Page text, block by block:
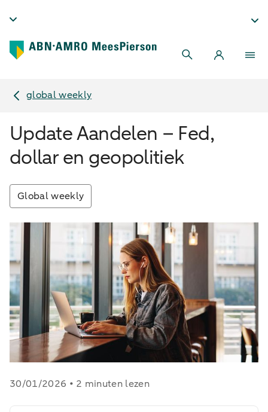
global weekly
Update Aandelen – Fed,
dollar en geopolitiek
Global weekly
30/01/2026 • 2 minuten lezen